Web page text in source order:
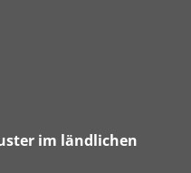
im ländlichen